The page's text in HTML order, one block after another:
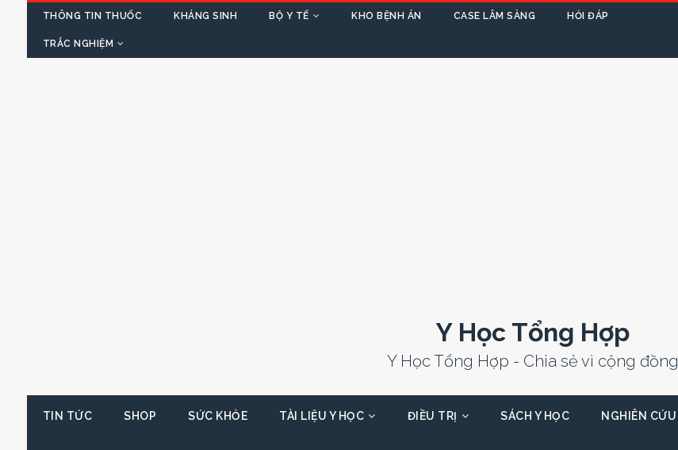
THÔNG TIN THUỐC KHÁNG SINH BỘ Y TẾ KHO BỆNH ÁN CASE LÂM SÀNG HỎI ĐÁP
TRẮC NGHIỆM
Y Học Tổng Hợp
Y Học Tổng Hợp - Chia sẻ vì cộng đồng
TIN TỨC SHOP SỨC KHỎE TÀI LIỆU Y HỌC ĐIỀU TRỊ SÁCH Y HỌC NGHIÊN CỨU